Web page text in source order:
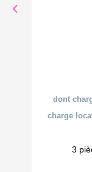
dont
charge
3